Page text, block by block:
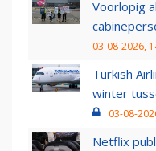
Voorlopig
03-08-2026,
Turkish
winter
03-08-
Netflix